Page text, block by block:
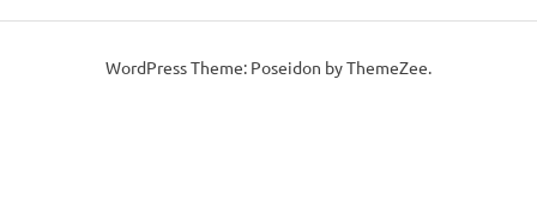
WordPress Theme: Poseidon byThemeZee.